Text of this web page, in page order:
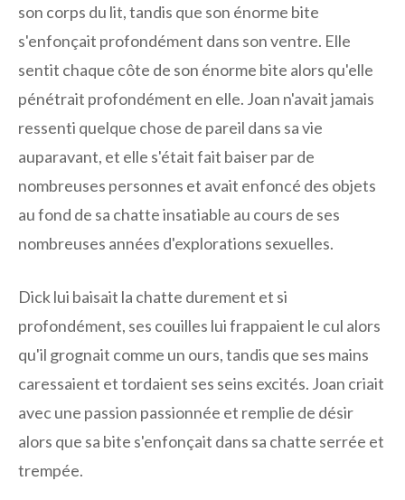
son corps du lit, tandis que son énorme bite
s'enfonçait profondément dans son ventre. Elle
sentit chaque côte de son énorme bite alors qu'elle
pénétrait profondément en elle. Joan n'avait jamais
ressenti quelque chose de pareil dans sa vie
auparavant, et elle s'était fait baiser par de
nombreuses personnes et avait enfoncé des objets
au fond de sa chatte insatiable au cours de ses
nombreuses années d'explorations sexuelles.
Dick lui baisait la chatte durement et si
profondément, ses couilles lui frappaient le cul alors
qu'il grognait comme un ours, tandis que ses mains
caressaient et tordaient ses seins excités. Joan criait
avec une passion passionnée et remplie de désir
alors que sa bite s'enfonçait dans sa chatte serrée et
trempée.